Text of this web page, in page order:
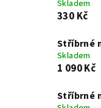
Skladem
330 Kč
Stříbrné
Skladem
1 090 Kč
Stříbrné